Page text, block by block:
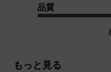
品質
もっと見る